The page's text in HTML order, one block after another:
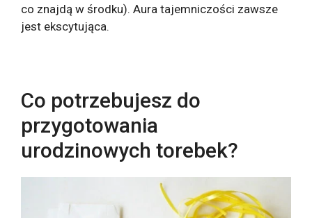
co znajdą w środku). Aura tajemniczości zawsze
jest ekscytująca.
Co potrzebujesz do
przygotowania
urodzinowych torebek?